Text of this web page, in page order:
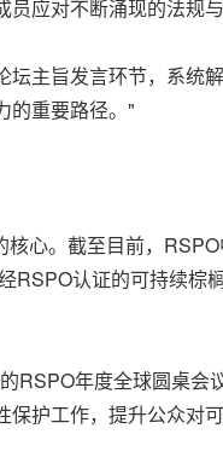
应对不断涌现的法规
主旨发言环节，系
的重要路径。"
心。截至目前，
RSPO认证的可持续
RSPO年度全球圆桌
护工作，提升公众对